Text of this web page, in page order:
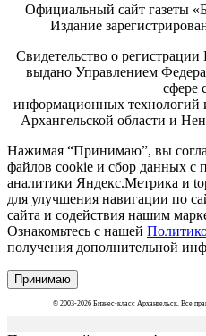
Официальный сайт газеты
Издание
Свидетельство о
выдано Управлением
сфере
информационных технологий
Архангельской области и
Нажимая “Принимаю”, вы
файлов cookie и сбор данных с
аналитики Яндекс.Метрика и
для улучшения навигации по
сайта и содействия нашим
Ознакомьтесь с нашей
получения дополнительной
Принимаю
© 2003-2026 Бизнес-класс Архангельск. Все